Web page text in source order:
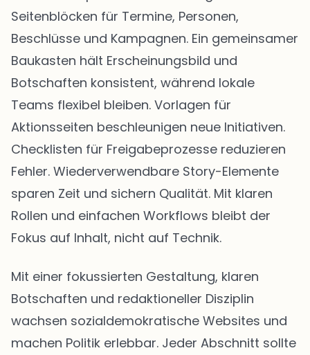
Seitenblöcken für Termine, Personen,
Beschlüsse und Kampagnen. Ein gemeinsamer
Baukasten hält Erscheinungsbild und
Botschaften konsistent, während lokale
Teams flexibel bleiben. Vorlagen für
Aktionsseiten beschleunigen neue Initiativen.
Checklisten für Freigabeprozesse reduzieren
Fehler. Wiederverwendbare Story-Elemente
sparen Zeit und sichern Qualität. Mit klaren
Rollen und einfachen Workflows bleibt der
Fokus auf Inhalt, nicht auf Technik.
Mit einer fokussierten Gestaltung, klaren
Botschaften und redaktioneller Disziplin
wachsen sozialdemokratische Websites und
machen Politik erlebbar. Jeder Abschnitt sollte